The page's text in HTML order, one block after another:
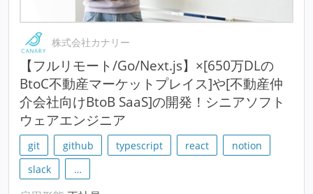
株式会社カナリー
【フルリモート/Go/Next.js】×[650万DLの
BtoC不動産マーケットプレイス]や[不動産仲
介会社向けBtoB SaaS]の開発！シニアソフト
ウェアエンジニア
git github typescript react
notion
slack
…